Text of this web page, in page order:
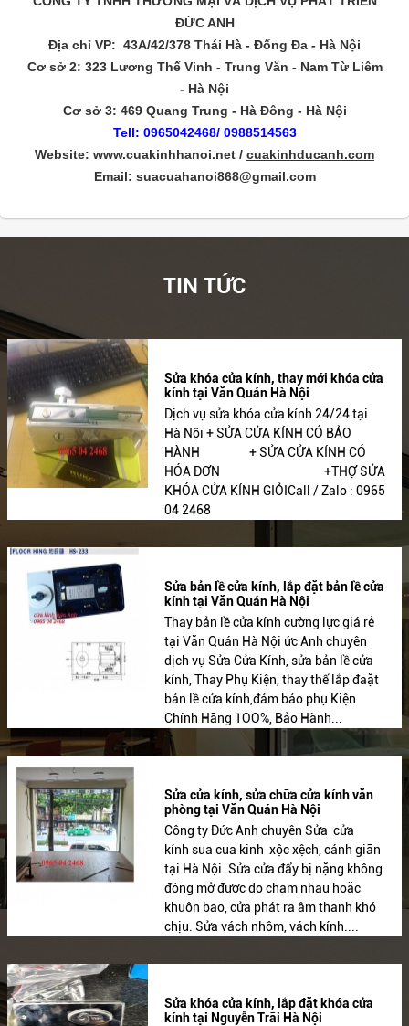
ĐỨC ANH
Địa chỉ VP: 43A/42/378 Thái Hà - Đống Đa - Hà Nội
Cơ sở 2: 323 Lương Thế Vinh - Trung Văn - Nam Từ Liêm
- Hà Nội
Cơ sở 3: 469 Quang Trung - Hà Đông - Hà Nội
Tell: 0965042468/ 0988514563
Website: www.cuakinhhanoi.net / cuakinhducanh.com
Email: suacuahanoi868@gmail.com
TIN TỨC
Sửa khóa cửa kính, thay mới khóa cửa
kính tại Văn Quán Hà Nội
Dịch vụ sửa khóa cửa kính 24/24 tại
Hà Nội + SỬA CỬA KÍNH CÓ BẢO
HÀNH + SỬA CỬA KÍNH CÓ
HÓA ĐƠN +THỢ SỬA
KHÓA CỬA KÍNH GIỎICall / Zalo : 0965
04 2468
Sửa bản lề cửa kính, lắp đặt bản lề cửa
kính tại Văn Quán Hà Nội
Thay bản lề cửa kính cường lực giá rẻ
tại Văn Quán Hà Nội ức Anh chuyên
dịch vụ Sửa Cửa Kính, sửa bản lề cửa
kính, Thay Phụ Kiện, thay thế lắp đaặt
bản lề cửa kính,đảm bảo phụ Kiện
Chính Hãng 1OO%, Bảo Hành...
Sửa cửa kính, sửa chữa cửa kính văn
phòng tại Văn Quán Hà Nội
Công ty Đức Anh chuyên Sửa cửa
kính sua cua kinh xộc xệch, cánh giãn
tại Hà Nội. Sửa cửa đẩy bị nặng không
đóng mở được do chạm nhau hoặc
khuôn bao, cửa phát ra âm thanh khó
chịu. Sửa vách nhôm, vách kính....
Sửa khóa cửa kính, lắp đặt khóa cửa
kính tại Nguyễn Trãi Hà Nội